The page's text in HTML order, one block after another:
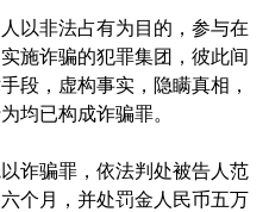
以非法占有为目的，参与在
施诈骗的犯罪集团，彼此间
段，虚构事实，隐瞒真相，
均已构成诈骗罪。
诈骗罪，依法判处被告人范
个月，并处罚金人民币五万